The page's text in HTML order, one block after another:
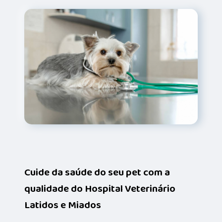
Cuide da saúde do seu pet com a
qualidade do Hospital Veterinário
Latidos e Miados